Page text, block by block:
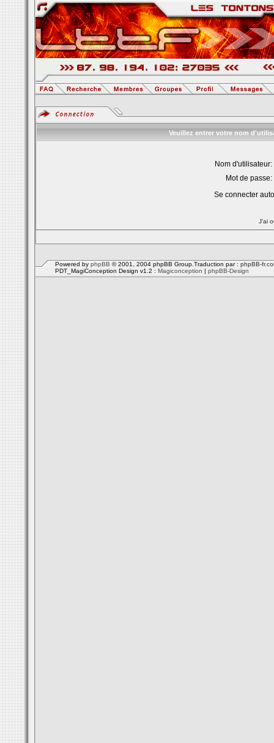
Veuillez entrer votre nom
Nom d'utilisateur:
Mot de passe:
Se connecter
J'ai
Powered by phpBB © 2001, 2004 phpBB Group.Traduction par : phpBB-
PDT_MagiConception Design v1.2 : Magiconception | phpBB-Design